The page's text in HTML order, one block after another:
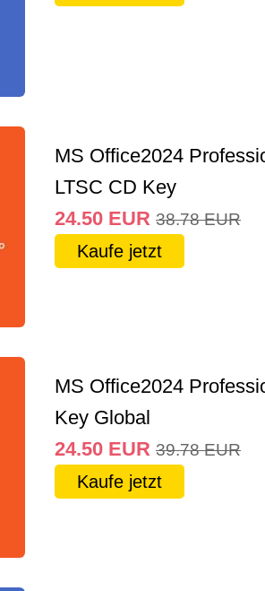
MS Office2024
LTSC CD Key
24.50 EUR 38.78 EUR
Kaufe jetzt
MS Office2024
Key Global
24.50 EUR 39.78 EUR
Kaufe jetzt